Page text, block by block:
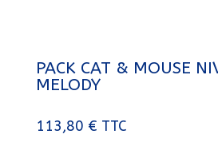
PACK CAT & MOUSE
MELODY
113,80 € TTC